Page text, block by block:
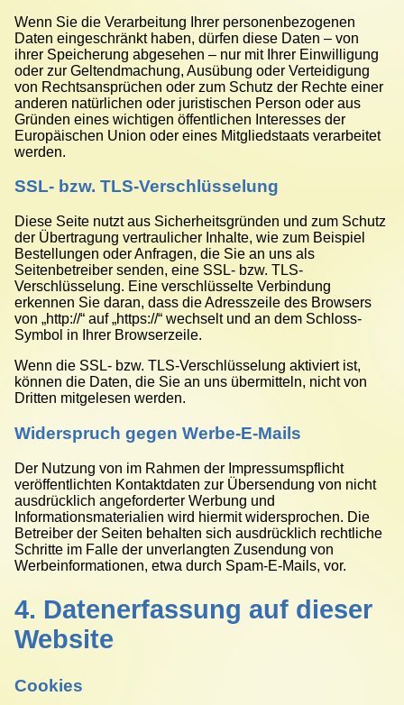
Wenn Sie die Verarbeitung Ihrer personenbezogenen
Daten eingeschränkt haben, dürfen diese Daten – von
ihrer Speicherung abgesehen – nur mit Ihrer Einwilligung
oder zur Geltendmachung, Ausübung oder Verteidigung
von Rechtsansprüchen oder zum Schutz der Rechte einer
anderen natürlichen oder juristischen Person oder aus
Gründen eines wichtigen öffentlichen Interesses der
Europäischen Union oder eines Mitgliedstaats verarbeitet
werden.
SSL- bzw. TLS-Verschlüsselung
Diese Seite nutzt aus Sicherheitsgründen und zum Schutz
der Übertragung vertraulicher Inhalte, wie zum Beispiel
Bestellungen oder Anfragen, die Sie an uns als
Seitenbetreiber senden, eine SSL- bzw. TLS-
Verschlüsselung. Eine verschlüsselte Verbindung
erkennen Sie daran, dass die Adresszeile des Browsers
von „http://“ auf „https://“ wechselt und an dem Schloss-
Symbol in Ihrer Browserzeile.
Wenn die SSL- bzw. TLS-Verschlüsselung aktiviert ist,
können die Daten, die Sie an uns übermitteln, nicht von
Dritten mitgelesen werden.
Widerspruch gegen Werbe-E-Mails
Der Nutzung von im Rahmen der Impressumspflicht
veröffentlichten Kontaktdaten zur Übersendung von nicht
ausdrücklich angeforderter Werbung und
Informationsmaterialien wird hiermit widersprochen. Die
Betreiber der Seiten behalten sich ausdrücklich rechtliche
Schritte im Falle der unverlangten Zusendung von
Werbeinformationen, etwa durch Spam-E-Mails, vor.
4. Datenerfassung auf dieser
Website
Cookies